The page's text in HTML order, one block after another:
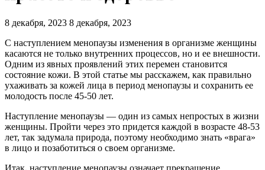
8 декабря, 2023 8 декабря, 2023
С наступлением менопаузы изменения в организме женщины
касаются не только внутренних процессов, но и ее внешности.
Одним из явных проявлений этих перемен становится
состояние кожи. В этой статье мы расскажем, как правильно
ухаживать за кожей лица в период менопаузы и сохранить ее
молодость после 45-50 лет.
Наступление менопаузы — один из самых непростых в жизни
женщины. Пройти через это придется каждой в возрасте 48-53
лет, так задумала природа, поэтому необходимо знать «врага»
в лицо и позаботиться о своем организме.
Итак, наступление менопаузы означает прекращение